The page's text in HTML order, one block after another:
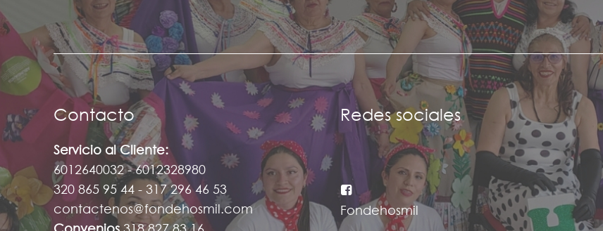
Contacto
Servicio al Cliente:
6012640032 - 6012328980
320 865 95 44 - 317 296 46 53
contactenos@fondehosmil.com
Redes sociales
Fondehosmil